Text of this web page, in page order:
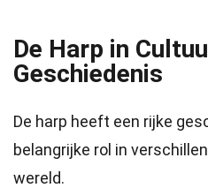
De Harp in
Geschiedenis
De harp heeft een rijke
belangrijke rol in
wereld.